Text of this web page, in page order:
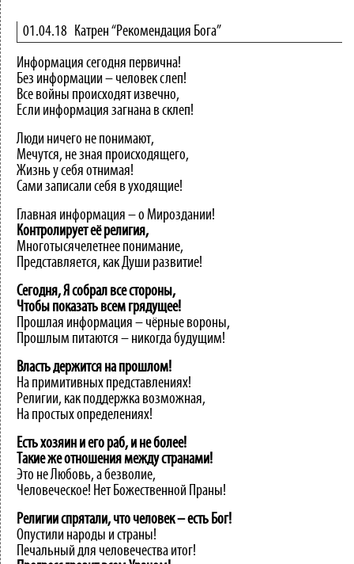
01.04.18 Катрен “Рекомендация Бога”
Информация сегодня первична!
Без информации – человек слеп!
Все войны происходят извечно,
Если информация загнана в склеп!
Люди ничего не понимают,
Мечутся, не зная происходящего,
Жизнь у себя отнимая!
Сами записали себя в уходящие!
Главная информация – о Мироздании!
Контролируетеё религия,
Многотысячелетнее понимание,
Представляется, как Души развитие!
Сегодня, Я собрал все стороны,
Чтобы показать всем грядущее!
Прошлая информация – чёрные вороны,
Прошлым питаются – никогда будущим!
Властьдержится на прошлом!
На примитивных представлениях!
Религии, как поддержка возможная,
На простых определениях!
Есть хозяин и его раб, и не более!
Такие же отношения между странами!
Это не Любовь, а безволие,
Человеческое! Нет Божественной Праны!
Религииспрятали, что человек–есть Бог!
Опустили народы и страны!
Печальный для человечества итог!